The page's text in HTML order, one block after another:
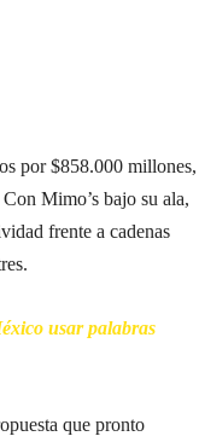
por $858.000 millones,
Mimo’s bajo su ala,
frente a cadenas
usar palabras
que pronto